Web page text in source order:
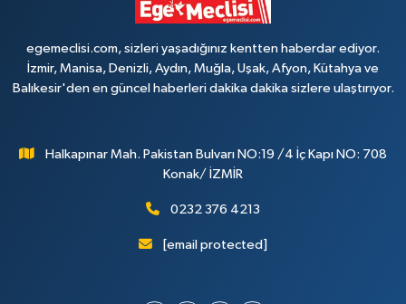
egemeclisi.com, sizleri yaşadığınız kentten haberdar ediyor.
İzmir, Manisa, Denizli, Aydın, Muğla, Uşak, Afyon, Kütahya ve
Balıkesir'den en güncel haberleri dakika dakika sizlere ulaştırıyor.
Halkapınar Mah. Pakistan Bulvarı NO:19 /4 İç Kapı NO: 708
Konak/ İZMİR
0232 376 4213
[email protected]